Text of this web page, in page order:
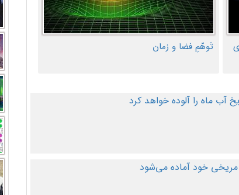
تَوهّمِ فضا و زمان
ماه را آلوده خواهد کرد
خود آماده می‌شود